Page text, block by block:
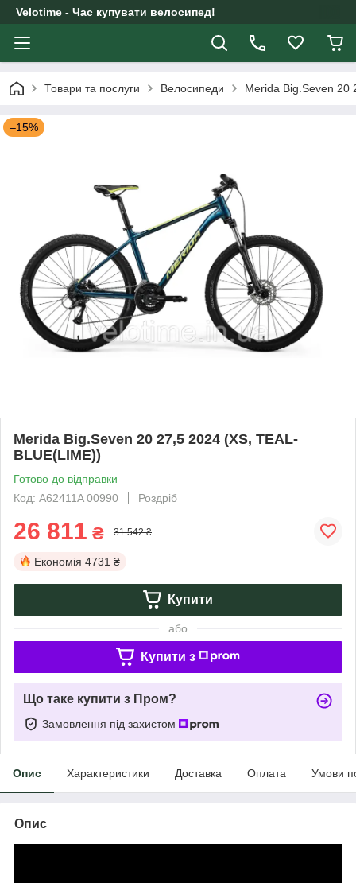
Velotime - Час купувати велосипед!
Товари та послуги Велосипеди Merida Big.Seven 20
–15%
Merida Big.Seven 20 27,5 2024 (XS, TEAL-
BLUE(LIME))
Готово до відправки
Код: A62411A 00990
Роздріб
26 811 ₴ 31 542 ₴
Економія 4731 ₴
Купити
або
Купити з
Що таке купити з Пром?
Замовлення під захистом
Опис Характеристики Доставка Оплата Умови
Опис